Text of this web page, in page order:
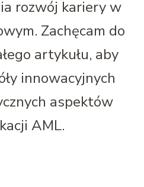
rozwój kariery w
Zachęcam do
artykułu, aby
innowacyjnych
aspektów
AML.